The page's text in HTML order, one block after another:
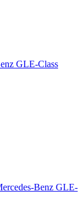
GLE-Class
Benz GLE-